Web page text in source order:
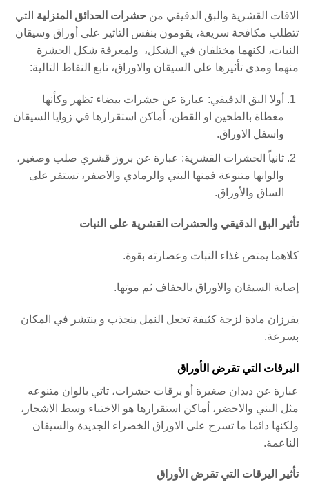
الافات القشرية والبق الدقيقي من حشرات الحدائق المنزلية التي
تتطلب مكافحة سريعة، يقومون بنفس التاثير على أوراق وسيقان
النبات، لكنهما مختلفان في الشكل، ولمعرفة شكل الحشرة
منهما ومدى تأثيرها على السيقان والاوراق، تابع النقاط التالية:
أولا البق الدقيقي: عبارة عن حشرات بيضاء تظهر وكأنها
مغطاة بالطحين او القطن، أماكن استقرارها في زوايا السيقان
واسفل الاوراق.
ثانياً الحشرات القشرية: عبارة عن بروز قشري صلب وصغير،
والوانها متنوعة فمنها البني والرمادي والاصفر، تستقر على
الساق والأوراق.
تأثير البق الدقيقي والحشرات القشرية على النبات
كلاهما يمتص غذاء النبات وعصارته بقوة.
إصابة السيقان والاوراق بالجفاف ثم موتها.
يفرزان مادة لزجة كثيفة تجعل النمل ينجذب و ينتشر في المكان
بسرعة.
اليرقات التي تقرض الأوراق
عبارة عن ديدان صغيرة أو يرقات حشرات، تاتي بالوان متنوعه
مثل البني والاخضر، أماكن استقرارها هو الاختباء وسط الاشجار،
ولكنها دائما ما تسرح على الاوراق الخضراء الجديدة والسيقان
الناعمة.
تأثير اليرقات التي تقرض الأوراق